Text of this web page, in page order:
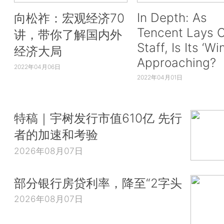
向松祚：宏观经济70
讲，带你了解国内外
经济大局
2022年04月06日
In Depth: As
Tencent Lays
Staff, Is Its
Approaching?
2022年04月01日
特稿｜宇树发行市值610亿 先行
者的加速和考验
2026年08月07日
部分银行房贷利率，降至“2字头
2026年08月07日